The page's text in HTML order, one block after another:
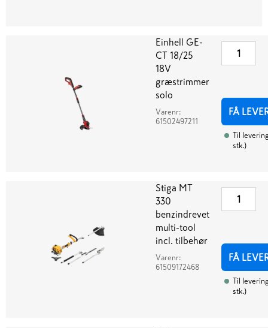
Einhell GE-
CT 18/25
18V
græstrimmer
solo
Varenr:
61502497211
FÅ
Til
stk.)
Stiga MT
330
benzindrevet
multi-tool
incl. tilbehør
Varenr:
61509172468
FÅ
Til
stk.)